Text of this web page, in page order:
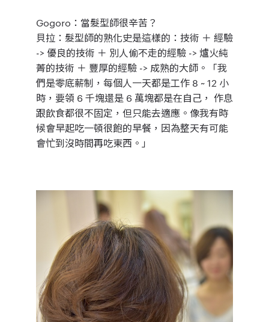
Gogoro： 當髮型師很辛苦？
貝拉： 髮型師的熟化史是這樣的：技術 ＋ 經驗
-> 優良的技術 ＋ 別人偷不走的經驗 -> 爐火純
菁的技術 ＋ 豐厚的經驗 -> 成熟的大師。
「我
們是零底薪制，每個人一天都是工作 8 ~ 12 小
時，要領 6 千塊還是 6 萬塊都是在自己， 作息
跟飲食都很不固定，但只能去適應。像我有時
候會早起吃一頓很飽的早餐，因為整天有可能
會忙到沒時間再吃東西。」